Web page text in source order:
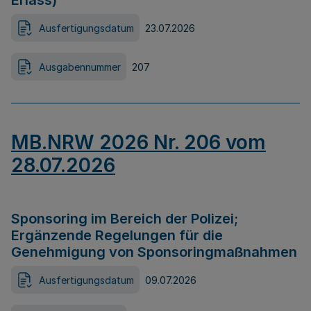
Ausfertigungsdatum 23.07.2026
Ausgabennummer 207
MB.NRW 2026 Nr. 206 vom
28.07.2026
Sponsoring im Bereich der Polizei;
Ergänzende Regelungen für die
Genehmigung von Sponsoringmaßnahmen
Ausfertigungsdatum 09.07.2026